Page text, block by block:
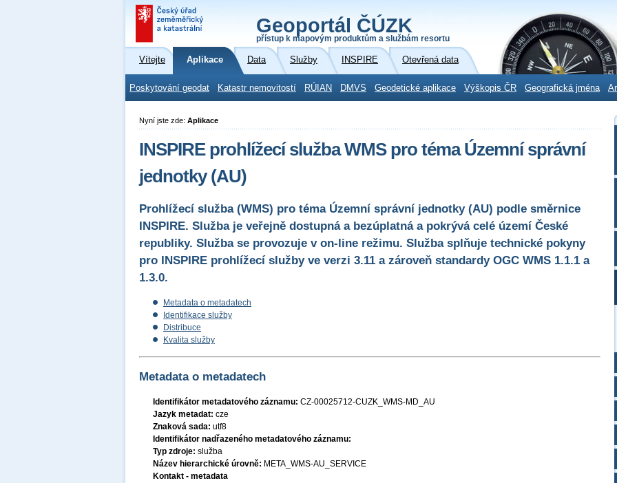
Geoportál ČÚZK
přístup k mapovým produktům a službám resortu
Vítejte Aplikace Data Služby INSPIRE Otevřená data
Poskytování geodat Katastr nemovitostí RÚIAN DMVS Geodetické aplikace Výškopis ČR Geografická jména
Nyní jste zde: Aplikace
INSPIRE prohlížecí služba WMS pro téma Územní správní
jednotky (AU)
Prohlížecí služba (WMS) pro téma Územní správní jednotky (AU) podle směrnice
INSPIRE. Služba je veřejně dostupná a bezúplatná a pokrývá celé území České
republiky. Služba se provozuje v on-line režimu. Služba splňuje technické pokyny
pro INSPIRE prohlížecí služby ve verzi 3.11 a zároveň standardy OGC WMS 1.1.1 a
1.3.0.
Metadata o metadatech
Identifikace služby
Distribuce
Kvalita služby
Metadata o metadatech
Identifikátor metadatového záznamu: CZ-00025712-CUZK_WMS-MD_AU
Jazyk metadat: cze
Znaková sada: utf8
Identifikátor nadřazeného metadatového záznamu:
Typ zdroje: služba
Název hierarchické úrovně: META_WMS-AU_SERVICE
Kontakt - metadata